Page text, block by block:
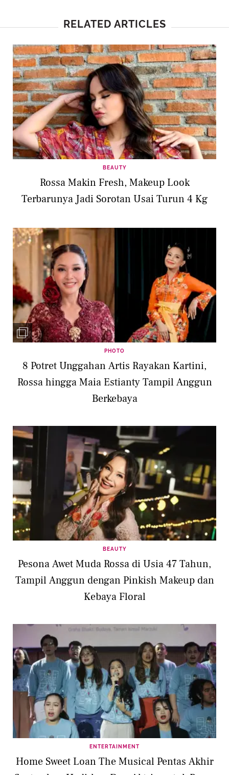
RELATED ARTICLES
BEAUTY
Rossa Makin Fresh, Makeup Look
Terbarunya Jadi Sorotan Usai Turun 4 Kg
PHOTO
8 Potret Unggahan Artis Rayakan Kartini,
Rossa hingga Maia Estianty Tampil Anggun
Berkebaya
BEAUTY
Pesona Awet Muda Rossa di Usia 47 Tahun,
Tampil Anggun dengan Pinkish Makeup dan
Kebaya Floral
ENTERTAINMENT
Home Sweet Loan The Musical Pentas Akhir